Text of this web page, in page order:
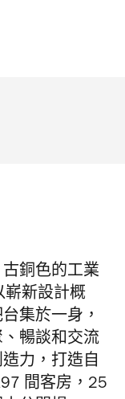
古銅色的工業
嶄新設計概
集於一身，
暢談和交流
力，打造自
間客房，25